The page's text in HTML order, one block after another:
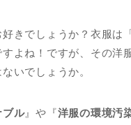
きでしょうか？衣服は
よね！ですが、その洋
いでしょうか。
ブル』や『洋服の環境汚